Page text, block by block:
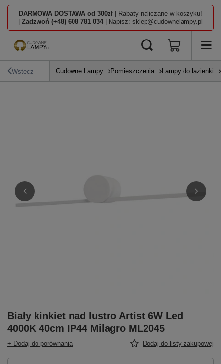
DARMOWA DOSTAWA od 300zł | Rabaty naliczane w koszyku!
Zadzwoń (+48) 608 781 034 | Napisz: sklep@cudownelampy.pl
Wstecz Cudowne Lampy Pomieszczenia Lampy do łazienki
Biały kinkiet nad lustro Artist 6W Led
4000K 40cm IP44 Milagro ML2045
+ Dodaj do porównania Dodaj do listy zakupowej